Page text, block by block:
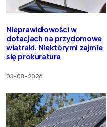
Nieprawidłowości w
dotacjach na przydomowe
wiatraki. Niektórymi zajmie
się prokuratura
03-08-2026